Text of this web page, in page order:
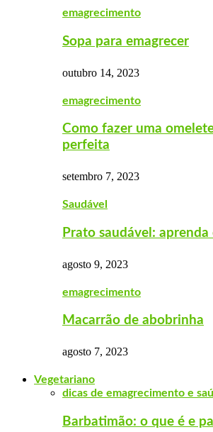
emagrecimento
Sopa para emagrecer
outubro 14, 2023
emagrecimento
Como fazer uma
perfeita
setembro 7, 2023
Saudável
Prato saudável:
agosto 9, 2023
emagrecimento
Macarrão de abobrinha
agosto 7, 2023
Vegetariano
dicas de emagrecimento e
Barbatimão: o que é e